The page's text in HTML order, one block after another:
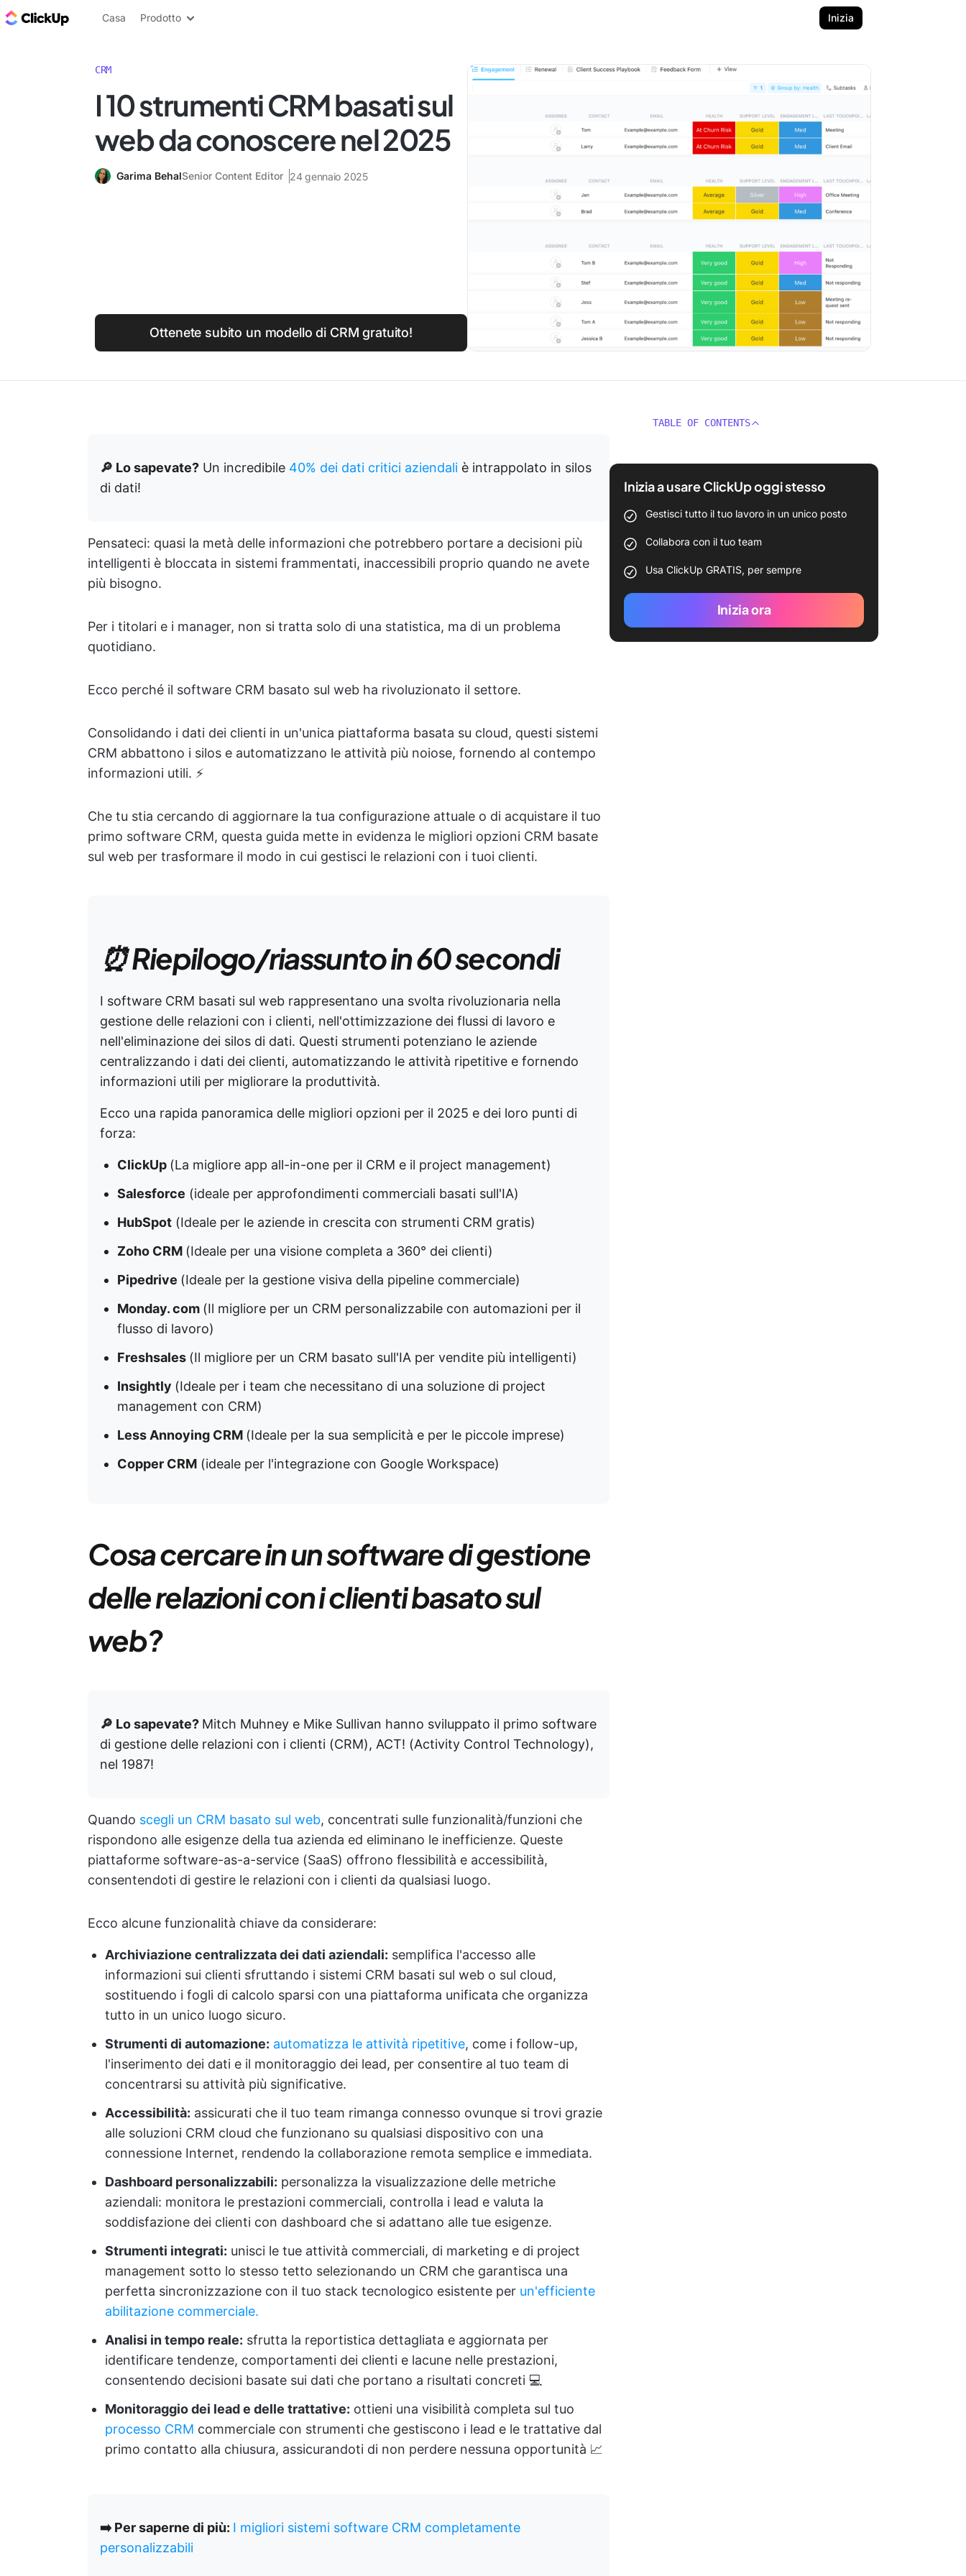
Blog di ClickUp
Casa Prodotto Inizia
CRM
I 10 strumenti CRM basati sul
web da conoscere nel 2025
Garima BehalSenior Content Editor 24 gennaio 2025
Ottenete subito un modello di CRM gratuito!
🔎 Lo sapevate? Un incredibile 40% dei dati critici aziendali è intrappolato in silos
di dati!
Pensateci: quasi la metà delle informazioni che potrebbero portare a decisioni più
intelligenti è bloccata in sistemi frammentati, inaccessibili proprio quando ne avete
più bisogno.
Per i titolari e i manager, non si tratta solo di una statistica, ma di un problema
quotidiano.
Ecco perché il software CRM basato sul web ha rivoluzionato il settore.
Consolidando i dati dei clienti in un'unica piattaforma basata su cloud, questi sistemi
CRM abbattono i silos e automatizzano le attività più noiose, fornendo al contempo
informazioni utili. ⚡
Che tu stia cercando di aggiornare la tua configurazione attuale o di acquistare il tuo
primo software CRM, questa guida mette in evidenza le migliori opzioni CRM basate
sul web per trasformare il modo in cui gestisci le relazioni con i tuoi clienti.
⏰ Riepilogo/riassunto in 60 secondi
I software CRM basati sul web rappresentano una svolta rivoluzionaria nella
gestione delle relazioni con i clienti, nell'ottimizzazione dei flussi di lavoro e
nell'eliminazione dei silos di dati. Questi strumenti potenziano le aziende
centralizzando i dati dei clienti, automatizzando le attività ripetitive e fornendo
informazioni utili per migliorare la produttività.
Ecco una rapida panoramica delle migliori opzioni per il 2025 e dei loro punti di
forza:
ClickUp (La migliore app all-in-one per il CRM e il project management)
Salesforce (ideale per approfondimenti commerciali basati sull'IA)
HubSpot (Ideale per le aziende in crescita con strumenti CRM gratis)
Zoho CRM (Ideale per una visione completa a 360° dei clienti)
Pipedrive (Ideale per la gestione visiva della pipeline commerciale)
Monday. com (Il migliore per un CRM personalizzabile con automazioni per il
flusso di lavoro)
Freshsales (Il migliore per un CRM basato sull'IA per vendite più intelligenti)
Insightly (Ideale per i team che necessitano di una soluzione di project
management con CRM)
Less Annoying CRM (Ideale per la sua semplicità e per le piccole imprese)
Copper CRM (ideale per l'integrazione con Google Workspace)
Cosa cercare in un software di gestione
delle relazioni con i clienti basato sul
web?
🔎 Lo sapevate? Mitch Muhney e Mike Sullivan hanno sviluppato il primo software
di gestione delle relazioni con i clienti (CRM), ACT! (Activity Control Technology),
nel 1987!
Quando scegli un CRM basato sul web, concentrati sulle funzionalità/funzioni che
rispondono alle esigenze della tua azienda ed eliminano le inefficienze. Queste
piattaforme software-as-a-service (SaaS) offrono flessibilità e accessibilità,
consentendoti di gestire le relazioni con i clienti da qualsiasi luogo.
Ecco alcune funzionalità chiave da considerare:
Archiviazione centralizzata dei dati aziendali: semplifica l'accesso alle
informazioni sui clienti sfruttando i sistemi CRM basati sul web o sul cloud,
sostituendo i fogli di calcolo sparsi con una piattaforma unificata che organizza
tutto in un unico luogo sicuro.
Strumenti di automazione: automatizza le attività ripetitive, come i follow-up,
l'inserimento dei dati e il monitoraggio dei lead, per consentire al tuo team di
concentrarsi su attività più significative.
Accessibilità: assicurati che il tuo team rimanga connesso ovunque si trovi grazie
alle soluzioni CRM cloud che funzionano su qualsiasi dispositivo con una
connessione Internet, rendendo la collaborazione remota semplice e immediata.
Dashboard personalizzabili: personalizza la visualizzazione delle metriche
aziendali: monitora le prestazioni commerciali, controlla i lead e valuta la
soddisfazione dei clienti con dashboard che si adattano alle tue esigenze.
Strumenti integrati: unisci le tue attività commerciali, di marketing e di project
management sotto lo stesso tetto selezionando un CRM che garantisca una
perfetta sincronizzazione con il tuo stack tecnologico esistente per un'efficiente
abilitazione commerciale.
Analisi in tempo reale: sfrutta la reportistica dettagliata e aggiornata per
identificare tendenze, comportamenti dei clienti e lacune nelle prestazioni,
consentendo decisioni basate sui dati che portano a risultati concreti 💻
Monitoraggio dei lead e delle trattative: ottieni una visibilità completa sul tuo
processo CRM commerciale con strumenti che gestiscono i lead e le trattative dal
primo contatto alla chiusura, assicurandoti di non perdere nessuna opportunità 📈
➡️ Per saperne di più: I migliori sistemi software CRM completamente
personalizzabili
TABLE OF CONTENTS
Inizia a usare ClickUp oggi stesso
Gestisci tutto il tuo lavoro in un unico posto
Collabora con il tuo team
Usa ClickUp GRATIS, per sempre
Inizia ora